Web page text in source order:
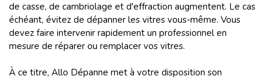
de casse, de cambriolage et d'effraction augmentent. Le cas
échéant, évitez de dépanner les vitres vous-même. Vous
devez faire intervenir rapidement un professionnel en
mesure de réparer ou remplacer vos vitres.
À ce titre, Allo Dépanne met à votre disposition son